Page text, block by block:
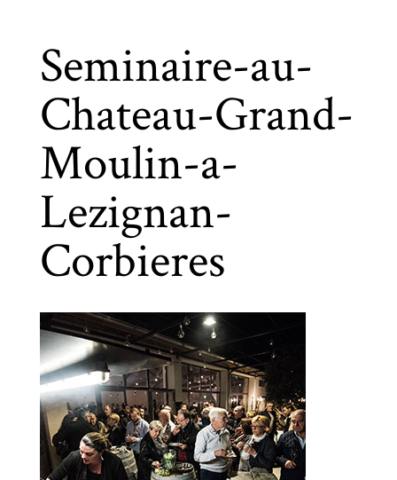
Seminaire-au-
Chateau-Grand-
Moulin-a-
Lezignan-
Corbieres